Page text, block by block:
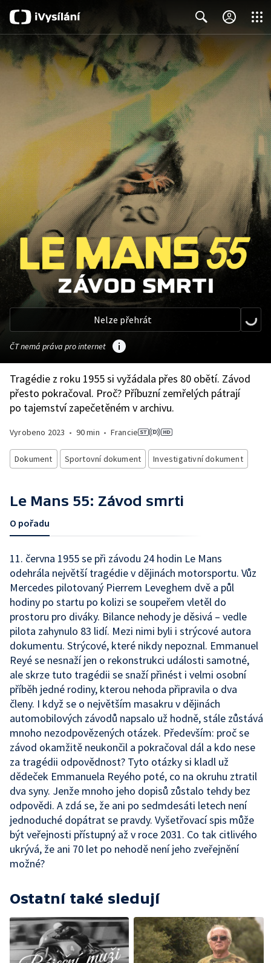
Search
Nelze přehrát
ČT nemá práva pro internet
Tragédie z roku 1955 si vyžádala přes 80 obětí. Závod
přesto pokračoval. Proč? Příbuzní zemřelých pátrají
po tajemství zapečetěném v archivu.
Vyrobeno 2023 • 90 min • Francie
Dokument Sportovní dokument Investigativní dokument
Le Mans 55: Závod smrti
O pořadu
11. června 1955 se při závodu 24 hodin Le Mans
odehrála největší tragédie v dějinách motorsportu. Vůz
Mercedes pilotovaný Pierrem Leveghem dvě a půl
hodiny po startu po kolizi se soupeřem vletěl do
prostoru pro diváky. Bilance nehody je děsivá – vedle
pilota zahynulo 83 lidí. Mezi nimi byli i strýcové autora
dokumentu. Strýcové, které nikdy nepoznal. Emmanuel
Reyé se nesnaží jen o rekonstrukci události samotné,
ale skrze tuto tragédii se snaží přinést i velmi osobní
příběh jedné rodiny, kterou nehoda připravila o dva
členy. I když se o největším masakru v dějinách
automobilových závodů napsalo už hodně, stále zůstává
mnoho nezodpovězených otázek. Především: proč se
závod okamžitě neukončil a pokračoval dál a kdo nese
za tragédii odpovědnost? Tyto otázky si kladl už
dědeček Emmanuela Reyého poté, co na okruhu ztratil
dva syny. Jenže mnoho jeho dopisů zůstalo tehdy bez
odpovědi. A zdá se, že ani po sedmdesáti letech není
jednoduché dopátrat se pravdy. Vyšetřovací spis může
být veřejnosti přístupný až v roce 2031. Co tak citlivého
ukrývá, že ani 70 let po nehodě není jeho zveřejnění
možné?
Ostatní také sledují